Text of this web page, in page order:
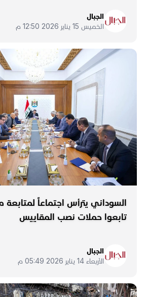
الجبال
الخميس 15 يناير 2026 12:50 م
السوداني يترأس اجتماعاً لمتابعة
تابعوا حملات نصب المقاييس
الجبال
الأربعاء 14 يناير 2026 05:49 م